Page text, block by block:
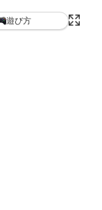
遊び方